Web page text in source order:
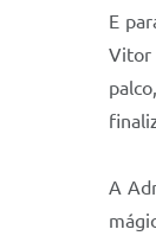
E
Vitor
A